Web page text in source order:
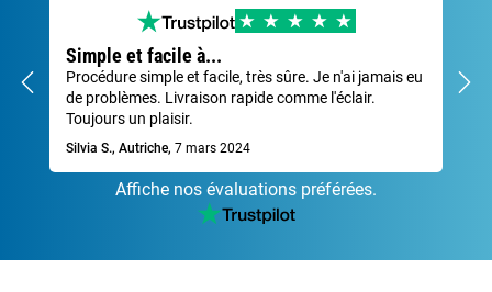
Simple et facile à...
Procédure simple et facile, très sûre. Je n'ai jamais eu
de problèmes. Livraison rapide comme l'éclair.
Toujours un plaisir.
Silvia S., Autriche, 7 mars 2024
Affiche nos évaluations préférées.